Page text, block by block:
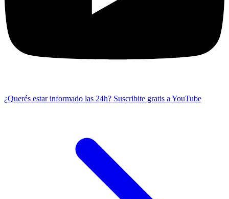
¿Querés estar informado las 24h? Suscribite gratis a YouTube